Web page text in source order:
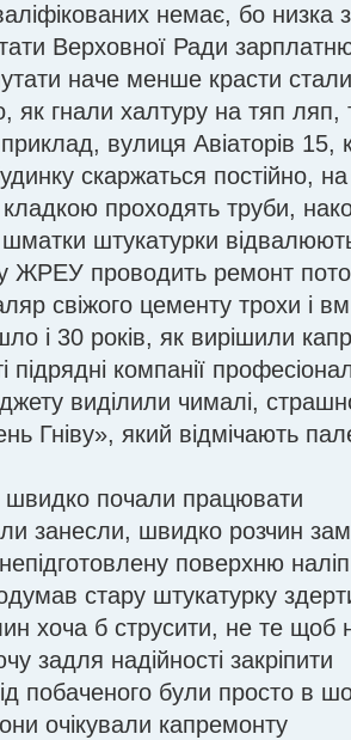
немає, бо низка
Верховної Ради
наче менше красти стали
гнали халтуру на тяп ляп,
вулиця Авіаторів 15,
скаржаться постійно,
проходять труби,
штукатурки
ЖРЕУ проводить ремонт
свіжого цементу трохи і
і 30 років, як вирішили
підрядні компанії
виділили чималі,
Гніву», який відмічають
швидко почали працювати
занесли, швидко розчин
поверхню
стару штукатурку
хоча б струсити, не те щоб
задля надійності закріпити
побаченого були просто в
очікували капремонту